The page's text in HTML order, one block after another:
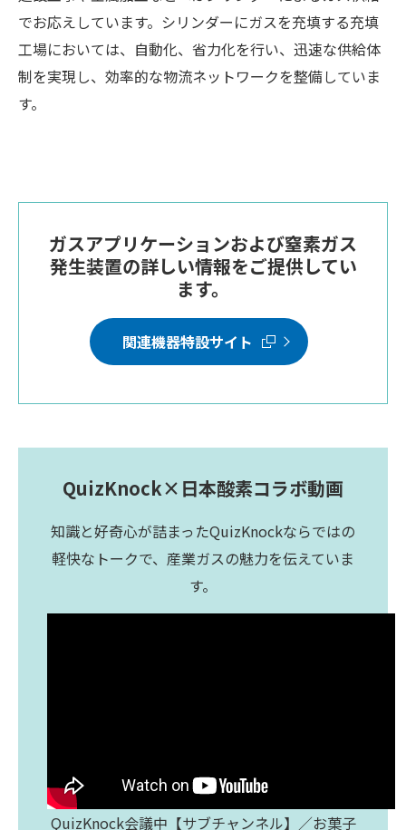
でお応えしています。シリンダーにガスを充填する充填
工場においては、自動化、省力化を行い、迅速な供給体
制を実現し、効率的な物流ネットワークを整備していま
す。
ガスアプリケーションおよび窒素ガス
発生装置の詳しい情報をご提供してい
ます。
関連機器特設サイト
QuizKnock×日本酸素コラボ動画
知識と好奇心が詰まったQuizKnockならではの
軽快なトークで、産業ガスの魅力を伝えていま
す。
QuizKnock会議中【サブチャンネル】／お菓子